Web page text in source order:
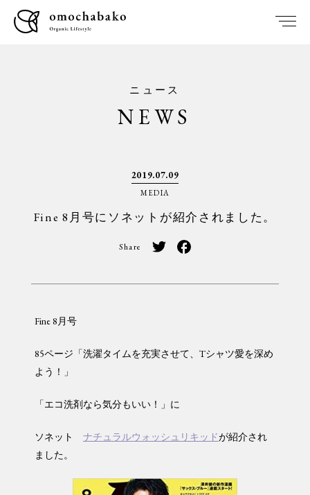
ニュース
NEWS
2019.07.09
MEDIA
Fine 8月号にソネットが紹介されました。
Share
Fine 8月号
85ページ「洗濯タイムを充実させて、Tシャツ愛を深め
よう！」
「エコ洗剤なら気分もいい！」に
ソネット ナチュラルウォッシュリキッドが紹介され
ました。